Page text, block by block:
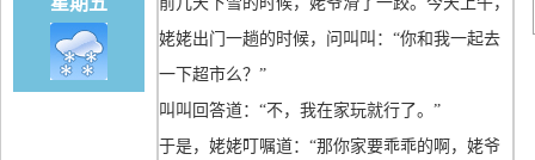
姥姥出门一趟的时候，问叫叫：“你和我一起去
一下超市么？”
叫叫回答道：“不，我在家玩就行了。”
于是，姥姥叮嘱道：“那你家要乖乖的啊，姥爷